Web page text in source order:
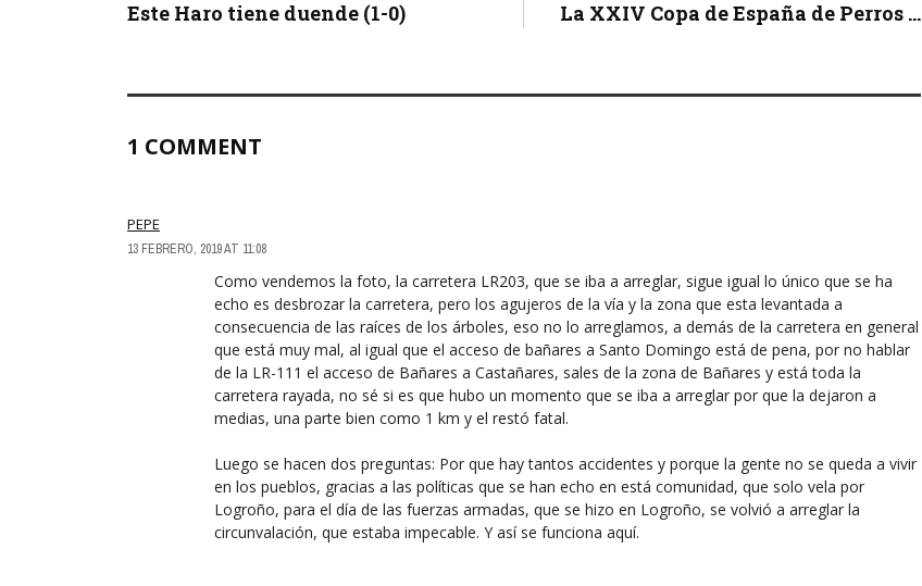
Este Haro tiene duende (1-0) La XXIV Copa de España de Perros ...
1 COMMENT
PEPE
13 FEBRERO, 2019 AT 11:08
Como vendemos la foto, la carretera LR203, que se iba a arreglar, sigue igual lo único que se ha
echo es desbrozar la carretera, pero los agujeros de la vía y la zona que esta levantada a
consecuencia de las raíces de los árboles, eso no lo arreglamos, a demás de la carretera en general
que está muy mal, al igual que el acceso de bañares a Santo Domingo está de pena, por no hablar
de la LR-111 el acceso de Bañares a Castañares, sales de la zona de Bañares y está toda la
carretera rayada, no sé si es que hubo un momento que se iba a arreglar por que la dejaron a
medias, una parte bien como 1 km y el restó fatal.
Luego se hacen dos preguntas: Por que hay tantos accidentes y porque la gente no se queda a vivir
en los pueblos, gracias a las políticas que se han echo en está comunidad, que solo vela por
Logroño, para el día de las fuerzas armadas, que se hizo en Logroño, se volvió a arreglar la
circunvalación, que estaba impecable. Y así se funciona aquí.